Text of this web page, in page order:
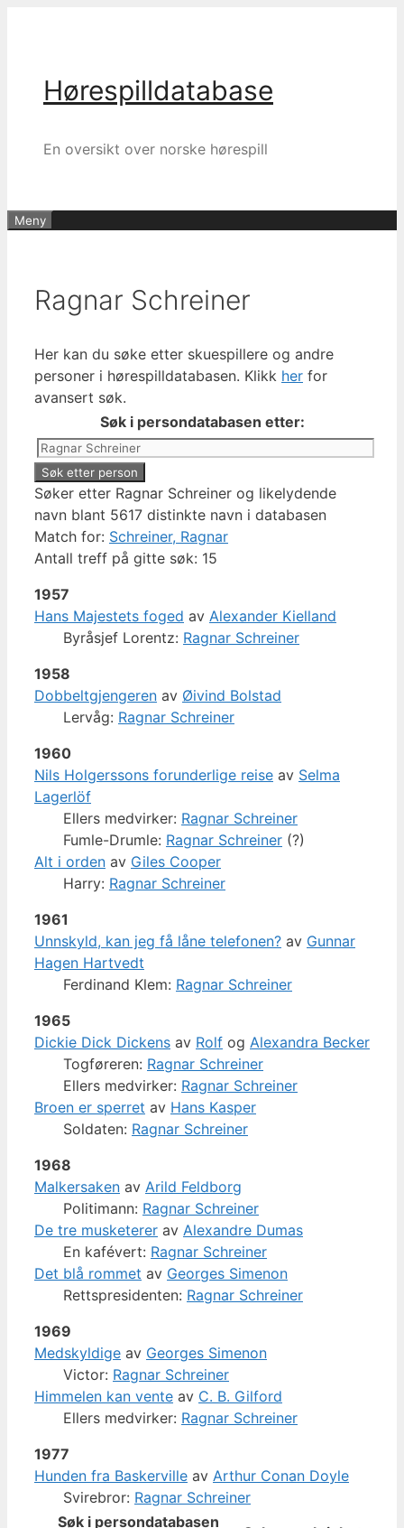
Hørespilldatabase
En oversikt over norske hørespill
Meny
Ragnar Schreiner
Her kan du søke etter skuespillere og andre
personer i hørespilldatabasen. Klikk her for
avansert søk.
Søk i persondatabasen etter:
Søker etter Ragnar Schreiner og likelydende
navn blant 5617 distinkte navn i databasen
Match for: Schreiner, Ragnar
Antall treff på gitte søk: 15
1957
Hans Majestets foged av Alexander Kielland
Byråsjef Lorentz: Ragnar Schreiner
1958
Dobbeltgjengeren av Øivind Bolstad
Lervåg: Ragnar Schreiner
1960
Nils Holgerssons forunderlige reise av Selma
Lagerlöf
Ellers medvirker: Ragnar Schreiner
Fumle-Drumle: Ragnar Schreiner (?)
Alt i orden av Giles Cooper
Harry: Ragnar Schreiner
1961
Unnskyld, kan jeg få låne telefonen? av Gunnar
Hagen Hartvedt
Ferdinand Klem: Ragnar Schreiner
1965
Dickie Dick Dickens av Rolf og Alexandra Becker
Togføreren: Ragnar Schreiner
Ellers medvirker: Ragnar Schreiner
Broen er sperret av Hans Kasper
Soldaten: Ragnar Schreiner
1968
Malkersaken av Arild Feldborg
Politimann: Ragnar Schreiner
De tre musketerer av Alexandre Dumas
En kafévert: Ragnar Schreiner
Det blå rommet av Georges Simenon
Rettspresidenten: Ragnar Schreiner
1969
Medskyldige av Georges Simenon
Victor: Ragnar Schreiner
Himmelen kan vente av C. B. Gilford
Ellers medvirker: Ragnar Schreiner
1977
Hunden fra Baskerville av Arthur Conan Doyle
Svirebror: Ragnar Schreiner
Søk i persondatabasen